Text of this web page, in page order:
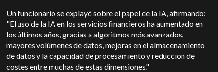
Un funcionario se explayó sobre el papel de la IA, afirmando:
"El uso de la IA en los servicios financieros ha aumentado en
los últimos años, gracias a algoritmos más avanzados,
mayores volúmenes de datos, mejoras en el almacenamiento
de datos y la capacidad de procesamiento y reducción de
costes entre muchas de estas dimensiones."